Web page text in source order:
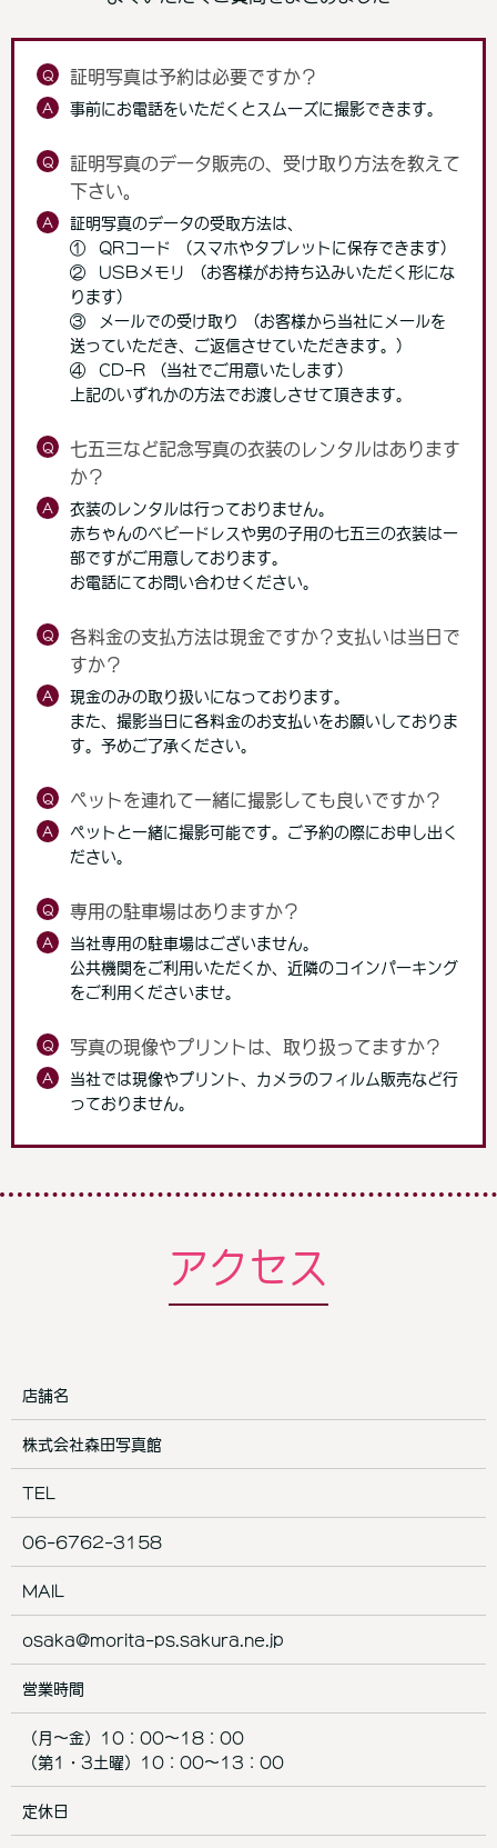
Q 証明写真は予約は必要ですか？
A 事前にお電話をいただくとスムーズに撮影できます。
Q
証明写真のデータ販売の、受け取り方法を教えて
下さい。
A
証明写真のデータの受取方法は、
① QRコード (スマホやタブレットに保存できます)
② USBメモリ (お客様がお持ち込みいただく形にな
ります)
③ メールでの受け取り (お客様から当社にメールを
送っていただき、ご返信させていただきます。)
④ CD-R (当社でご用意いたします)
上記のいずれかの方法でお渡しさせて頂きます。
Q
七五三など記念写真の衣装のレンタルはあります
か？
A
衣装のレンタルは行っておりません。
赤ちゃんのベビードレスや男の子用の七五三の衣装は一
部ですがご用意しております。
お電話にてお問い合わせください。
Q
各料金の支払方法は現金ですか？支払いは当日で
すか？
A
現金のみの取り扱いになっております。
また、撮影当日に各料金のお支払いをお願いしておりま
す。予めご了承ください。
Q ペットを連れて一緒に撮影しても良いですか？
A
ペットと一緒に撮影可能です。ご予約の際にお申し出く
ださい。
Q 専用の駐車場はありますか？
A
当社専用の駐車場はございません。
公共機関をご利用いただくか、近隣のコインパーキング
をご利用くださいませ。
Q 写真の現像やプリントは、取り扱ってますか？
A
当社では現像やプリント、カメラのフィルム販売など行
っておりません。
アクセス
店舗名
株式会社森田写真館
TEL
06-6762-3158
MAIL
osaka@morita-ps.sakura.ne.jp
営業時間
（月～金）10：00～18：00
（第1・3土曜）10：00～13：00
定休日